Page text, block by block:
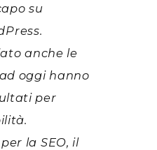
su
anche le
oggi hanno
per
la SEO, il